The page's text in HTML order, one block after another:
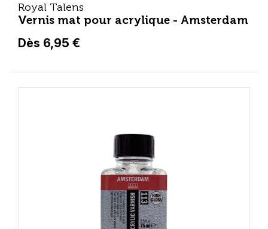
Royal Talens
Vernis mat pour acrylique - Amsterdam
Dès 6,95 €